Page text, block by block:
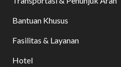
Bantuan Khusus
Fasilitas & Layanan
Hotel